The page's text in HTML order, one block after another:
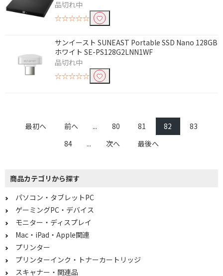
品切れ中
☆☆☆☆☆
サンイースト SUNEAST Portable SSD Nano 128GB
ホワイト SE-PS128G2LNN1WF
品切れ中
☆☆☆☆☆
最初へ 前へ ... 80 81 82
83
84
... 次へ 最後へ
商品カテゴリから探す
パソコン・タブレットPC
ゲーミングPC・デバイス
モニター・ディスプレイ
Mac・iPad・Apple関連
プリンター
プリンターインク・トナーカートリッジ
スキャナー・関連品
64GB
250GB
1TB
6TB～7TB未満
4TB～5TB未満
2TB～3TB未満
1TB～2TB未満
2個口
種類で絞り込む
iPad
LANケーブル
USBケーブル
延長ケーブル